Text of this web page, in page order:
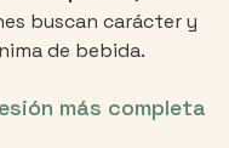
buscan carácter y
de bebida.
más completa